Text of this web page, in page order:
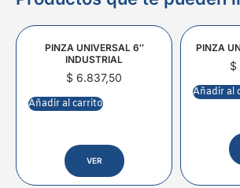
PINZA UNIVERSAL 6″
INDUSTRIAL
$ 6.837,50
Añadir al carrito
VER
PINZA
$
Añadir al